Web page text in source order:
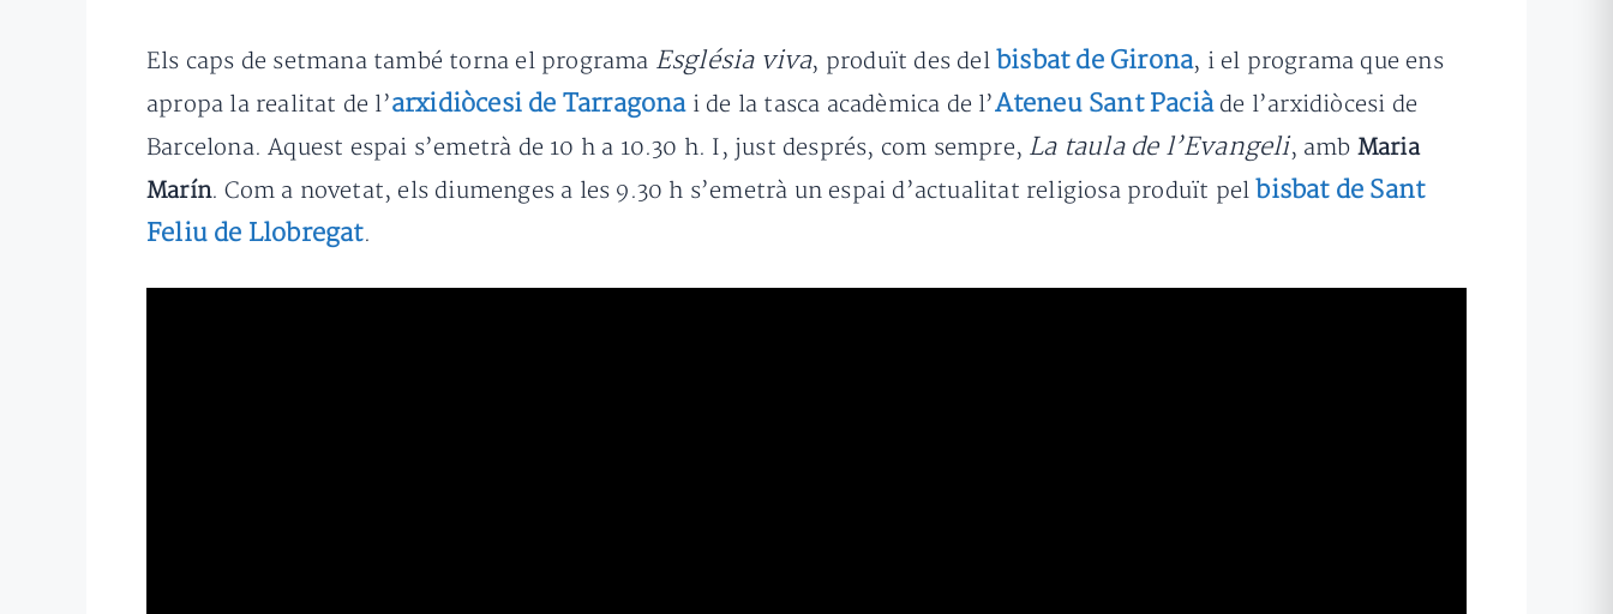
Els caps de setmana també torna el programa Església viva, produït des del bisbat de Girona, i el programa que ens
apropa la realitat de l’arxidiòcesi de Tarragonai de la tasca acadèmica de l’Ateneu Sant Paciàde l’arxidiòcesi de
Barcelona. Aquest espai s’emetrà de 10 h a 10.30 h. I, just després, com sempre, La taula de l’Evangeli, amb Maria
Marín. Com a novetat, els diumenges a les 9.30 h s’emetrà un espai d’actualitat religiosa produït pel bisbat de Sant
Feliu de Llobregat.